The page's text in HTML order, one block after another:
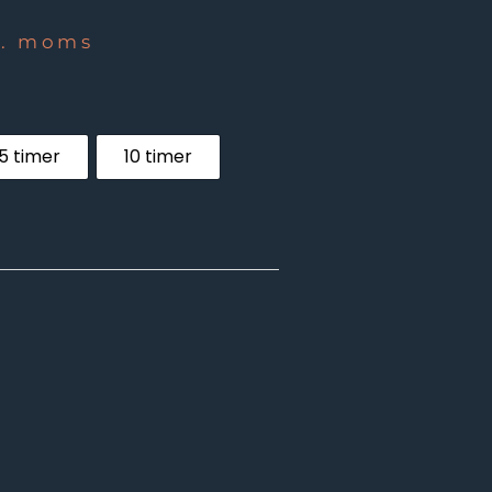
moms
5 timer 10 timer